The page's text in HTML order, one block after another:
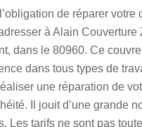
de réparer votre
à Alain Couverture
dans le 80960. Ce
dans tous types de
une réparation de
Il jouit d’une grande
Les tarifs ne sont pas